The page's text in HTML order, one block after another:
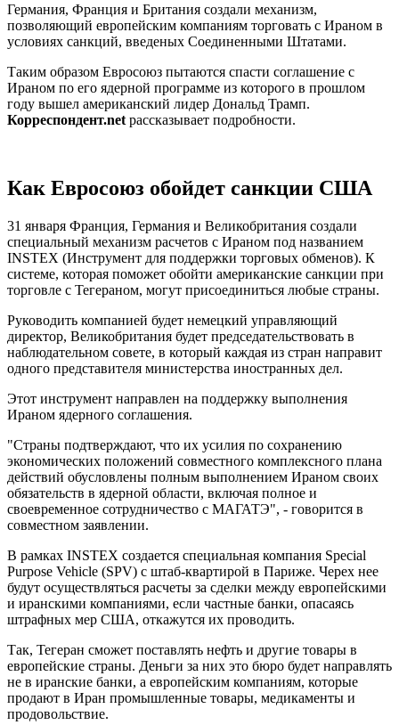
Германия, Франция и Британия создали механизм,
позволяющий европейским компаниям торговать с Ираном в
условиях санкций, введеных Соединенными Штатами.
Таким образом Евросоюз пытаются спасти соглашение с
Ираном по его ядерной программе из которого в прошлом
году вышел американский лидер Дональд Трамп.
Корреспондент.net рассказывает подробности.
Как Евросоюз обойдет санкции США
31 января Франция, Германия и Великобритания создали
специальный механизм расчетов с Ираном под названием
INSTEX (Инструмент для поддержки торговых обменов). К
системе, которая поможет обойти американские санкции при
торговле с Тегераном, могут присоединиться любые страны.
Руководить компанией будет немецкий управляющий
директор, Великобритания будет председательствовать в
наблюдательном совете, в который каждая из стран направит
одного представителя министерства иностранных дел.
Этот инструмент направлен на поддержку выполнения
Ираном ядерного соглашения.
"Страны подтверждают, что их усилия по сохранению
экономических положений совместного комплексного плана
действий обусловлены полным выполнением Ираном своих
обязательств в ядерной области, включая полное и
своевременное сотрудничество с МАГАТЭ", - говорится в
совместном заявлении.
В рамках INSTEX создается специальная компания Special
Purpose Vehicle (SPV) с штаб-квартирой в Париже. Черех нее
будут осуществляться расчеты за сделки между европейскими
и иранскими компаниями, если частные банки, опасаясь
штрафных мер США, откажутся их проводить.
Так, Тегеран сможет поставлять нефть и другие товары в
европейские страны. Деньги за них это бюро будет направлять
не в иранские банки, а европейским компаниям, которые
продают в Иран промышленные товары, медикаменты и
продовольствие.